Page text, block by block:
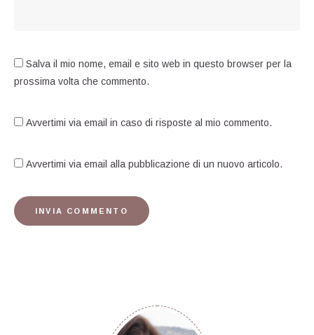
Salva il mio nome, email e sito web in questo browser per la
prossima volta che commento.
Avvertimi via email in caso di risposte al mio commento.
Avvertimi via email alla pubblicazione di un nuovo articolo.